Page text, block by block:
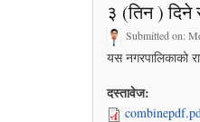
३ (तिन ) दिने
Submitted on:
यस नगरपालिकाको
दस्तावेज: